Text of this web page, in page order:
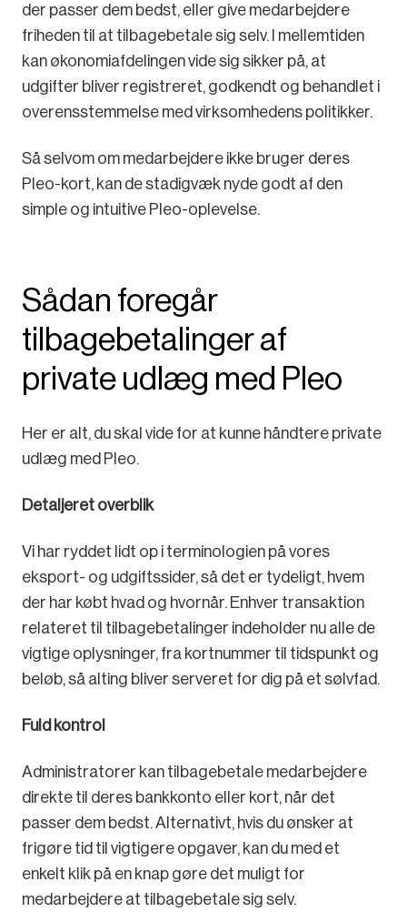
der passer dem bedst, eller give medarbejdere
friheden til at tilbagebetale sig selv. I mellemtiden
kan økonomiafdelingen vide sig sikker på, at
udgifter bliver registreret, godkendt og behandlet i
overensstemmelse med virksomhedens politikker.
Så selvom om medarbejdere ikke bruger deres
Pleo-kort, kan de stadigvæk nyde godt af den
simple og intuitive Pleo-oplevelse.
Sådan foregår
tilbagebetalinger af
private udlæg med Pleo
Her er alt, du skal vide for at kunne håndtere private
udlæg med Pleo.
Detaljeret overblik
Vi har ryddet lidt op i terminologien på vores
eksport- og udgiftssider, så det er tydeligt, hvem
der har købt hvad og hvornår. Enhver transaktion
relateret til tilbagebetalinger indeholder nu alle de
vigtige oplysninger, fra kortnummer til tidspunkt og
beløb, så alting bliver serveret for dig på et sølvfad.
Fuld kontrol
Administratorer kan tilbagebetale medarbejdere
direkte til deres bankkonto eller kort, når det
passer dem bedst. Alternativt, hvis du ønsker at
frigøre tid til vigtigere opgaver, kan du med et
enkelt klik på en knap gøre det muligt for
medarbejdere at tilbagebetale sig selv.